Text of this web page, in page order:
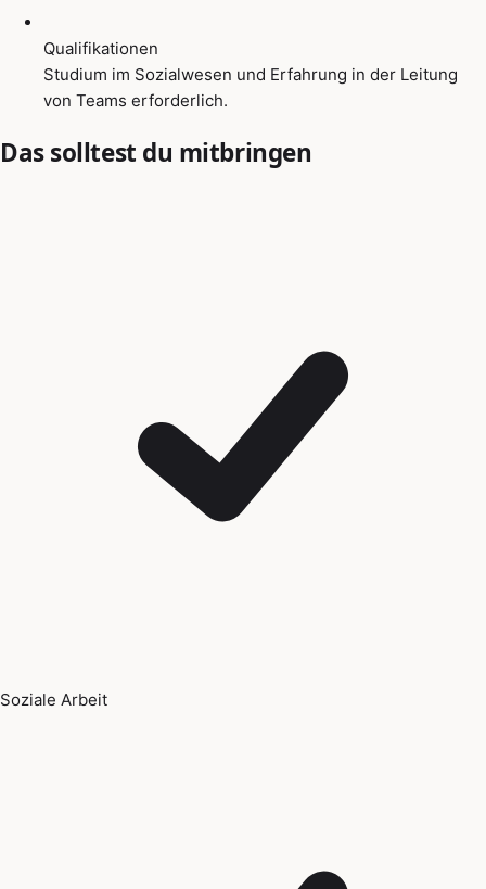
Qualifikationen
Studium im Sozialwesen und Erfahrung in der Leitung
von Teams erforderlich.
Das solltest du mitbringen
Soziale Arbeit